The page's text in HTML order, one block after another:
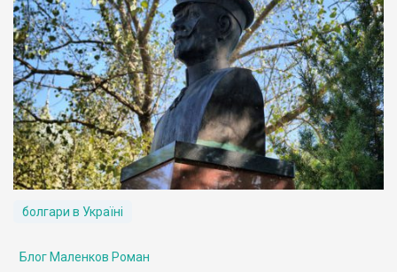
болгари в Україні
Блог Маленков Роман